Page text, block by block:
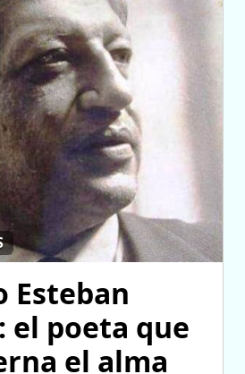
Esteban
el poeta que
el alma